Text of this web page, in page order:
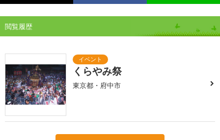
閲覧履歴
くらやみ祭
東京都・府中市